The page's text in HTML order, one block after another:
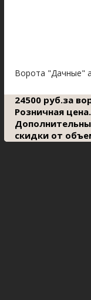
Ворота "Дачные"
24500 руб.за
Розничная цена.
скидки от